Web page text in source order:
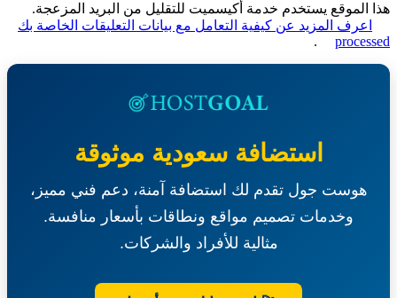
يستخدم خدمة أكيسميت للتقليل من البريد المزعجة.
المزيد عن كيفية التعامل مع بيانات التعليقات الخاصة بك
.
استضافة سعودية موثوقة
هوست جول تقدم لك استضافة آمنة، دعم فني مميز،
وخدمات تصميم مواقع ونطاقات بأسعار منافسة.
مثالية للأفراد والشركات.